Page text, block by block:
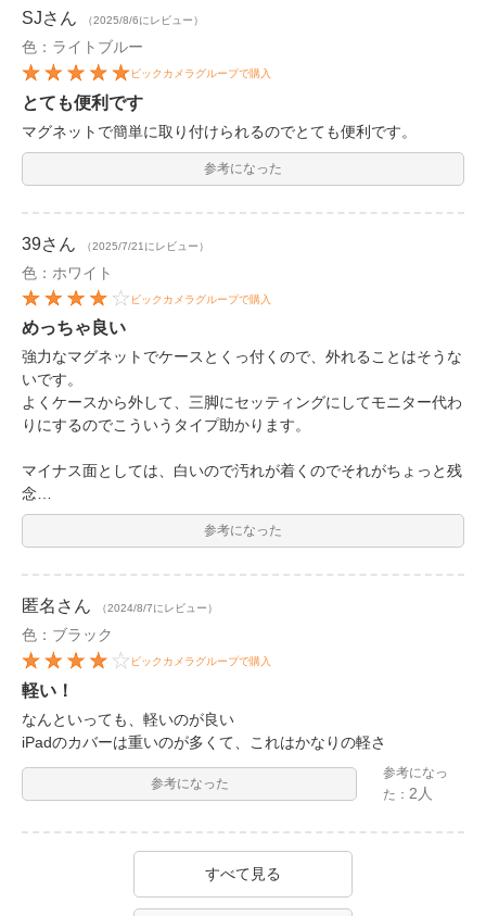
SJさん （2025/8/6にレビュー）
色：ライトブルー
ビックカメラグループで購入
とても便利です
マグネットで簡単に取り付けられるのでとても便利です。
参考になった
39さん （2025/7/21にレビュー）
色：ホワイト
ビックカメラグループで購入
めっちゃ良い
強力なマグネットでケースとくっ付くので、外れることはそうな
いです。
よくケースから外して、三脚にセッティングにしてモニター代わ
りにするのでこういうタイプ助かります。
マイナス面としては、白いので汚れが着くのでそれがちょっと残
念…
参考になった
匿名 さん （2024/8/7にレビュー）
色：ブラック
ビックカメラグループで購入
軽い！
なんといっても、軽いのが良い
iPadのカバーは重いのが多くて、これはかなりの軽さ
参考になった
参考になっ
た：2人
すべて見る